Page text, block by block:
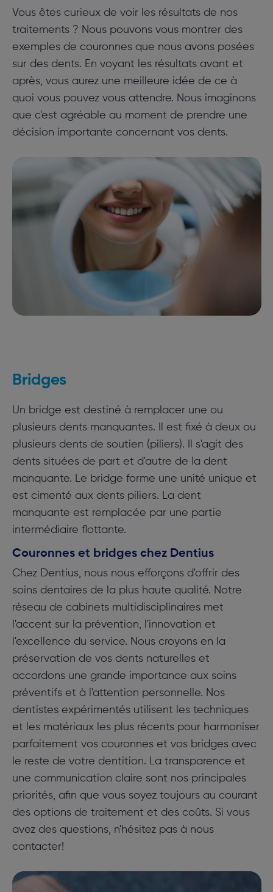
Vous êtes curieux de voir les résultats de nos
traitements ? Nous pouvons vous montrer des
exemples de couronnes que nous avons posées
sur des dents. En voyant les résultats avant et
après, vous aurez une meilleure idée de ce à
quoi vous pouvez vous attendre. Nous imaginons
que c'est agréable au moment de prendre une
décision importante concernant vos dents.
Bridges
Un bridge est destiné à remplacer une ou
plusieurs dents manquantes. Il est fixé à deux ou
plusieurs dents de soutien (piliers). Il s'agit des
dents situées de part et d'autre de la dent
manquante. Le bridge forme une unité unique et
est cimenté aux dents piliers. La dent
manquante est remplacée par une partie
intermédiaire flottante.
Couronnes et bridges chez Dentius
Chez Dentius, nous nous efforçons d'offrir des
soins dentaires de la plus haute qualité. Notre
réseau de cabinets multidisciplinaires met
l'accent sur la prévention, l'innovation et
l'excellence du service. Nous croyons en la
préservation de vos dents naturelles et
accordons une grande importance aux soins
préventifs et à l'attention personnelle. Nos
dentistes expérimentés utilisent les techniques
et les matériaux les plus récents pour harmoniser
parfaitement vos couronnes et vos bridges avec
le reste de votre dentition. La transparence et
une communication claire sont nos principales
priorités, afin que vous soyez toujours au courant
des options de traitement et des coûts. Si vous
avez des questions, n'hésitez pas à nous
contacter!